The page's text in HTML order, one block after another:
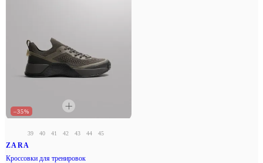
–35%
39 40 41 42 43 44 45
ZARA
Кроссовки для тренировок